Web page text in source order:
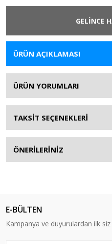
GELİNCE
ÜRÜN AÇIKLAMASI
ÜRÜN YORUMLARI
TAKSİT SEÇENEKLERİ
ÖNERİLERİNİZ
E-BÜLTEN
Kampanya ve duyurulardan ilk